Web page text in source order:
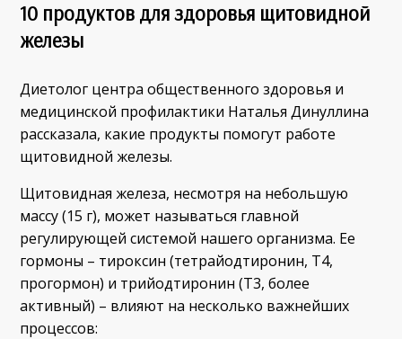
10 продуктов для здоровья щитовидной
железы
Диетолог центра общественного здоровья и
медицинской профилактики Наталья Динуллина
рассказала, какие продукты помогут работе
щитовидной железы.
Щитовидная железа, несмотря на небольшую
массу (15 г), может называться главной
регулирующей системой нашего организма. Ее
гормоны – тироксин (тетрайодтиронин, Т4,
прогормон) и трийодтиронин (Т3, более
активный) – влияют на несколько важнейших
процессов: